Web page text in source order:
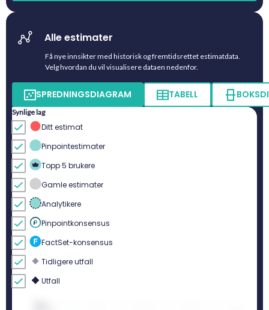
Alle estimater
Få nye innsikter med historisk og fremtidsrettet estimatdata.
Velg hvordan du vil visualisere dataen nedenfor.
SPREDNINGSDIAGRAM TABELL
Synlige lag
Ditt estimat
Pinpointestimater
Topp 5 brukere
Gamle estimater
Analytikere
Pinpointkonsensus
FactSet-konsensus
Tidligere utfall
Utfall